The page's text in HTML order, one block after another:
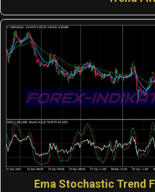
Ema Stochastic Trend